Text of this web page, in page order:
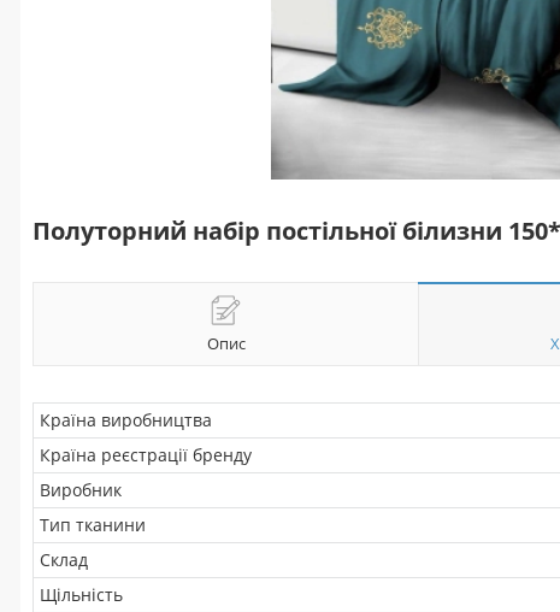
Полуторний набір постільної білизни
Опис
Країна виробництва
Країна реєстрації бренду
Виробник
Тип тканини
Склад
Щільність